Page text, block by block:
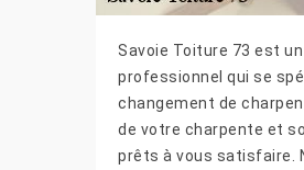
Savoie Toiture 73 est
professionnel qui se
changement de
de votre charpente et
prêts à vous satisfaire.